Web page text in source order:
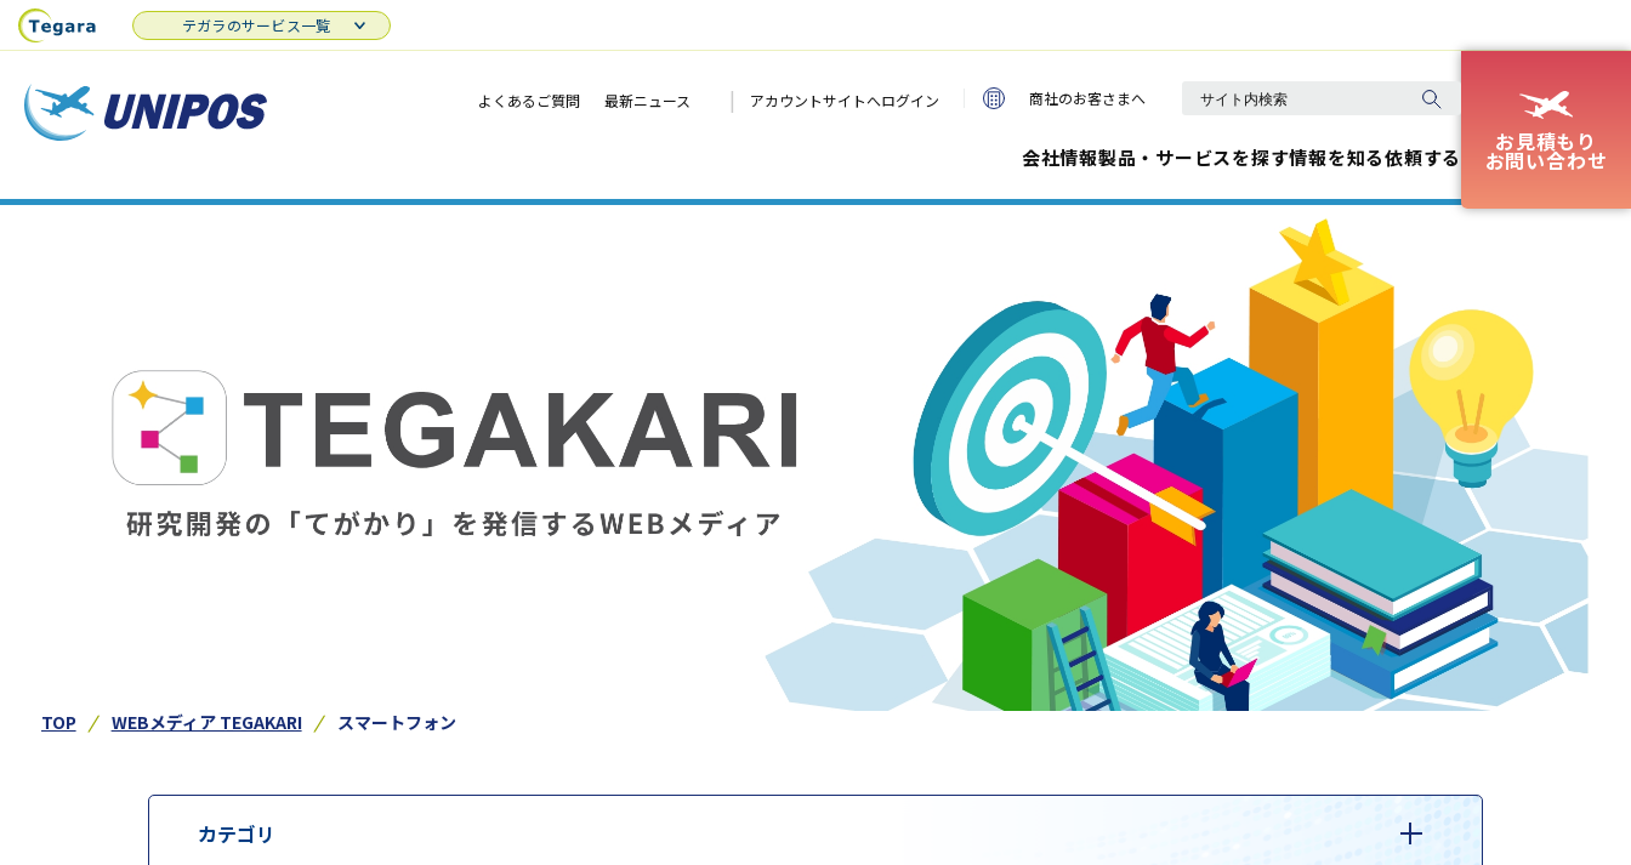
よくあるご質問 最新ニュース | アカウントサイトへログイン 商社のお客さまへ
会社情報製品・サービスを探す情報を知る依頼する
お見積もり
お問い合わせ
テガラのサービス一覧
TOP WEBメディア TEGAKARI スマートフォン
カテゴリ